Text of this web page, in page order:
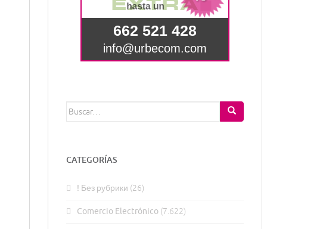
Buscar:
CATEGORÍAS
! Без рубрики (26)
Comercio Electrónico (7.622)